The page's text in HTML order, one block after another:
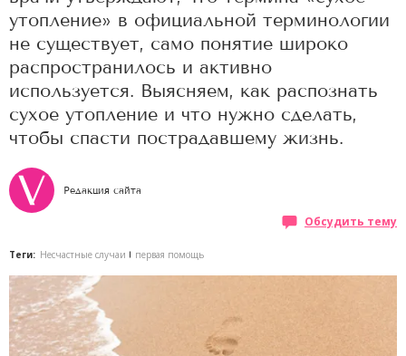
утопление» в официальной терминологии
не существует, само понятие широко
распространилось и активно
используется. Выясняем, как распознать
сухое утопление и что нужно сделать,
чтобы спасти пострадавшему жизнь.
Редакция сайта
Обсудить тему
Теги: Несчастные случаи первая помощь